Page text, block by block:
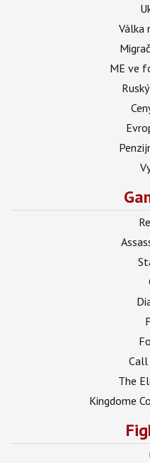
Válka
ME ve
The
Kingdome